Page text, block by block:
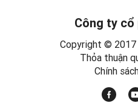
Công ty cổ
Copyright © 2017
Thỏa thuận
Chính